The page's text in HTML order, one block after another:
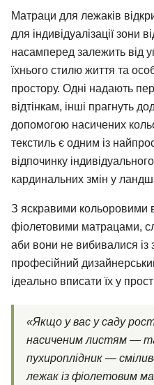
Матраци для лежаків
для індивідуалізації зони
насамперед залежить від
їхнього стилю життя та
простору. Одні надають
відтінкам, інші прагнуть
допомогою насичених
текстиль є одним із
відпочинку
кардинальних змін у
З яскравими кольоровими
фіолетовими матрацами,
аби вони не вибивалися із
професійний
ідеально вписати їх у
«Якщо у вас у саду
насиченим листям —
пухироплідник —
лежак із фіолетовим